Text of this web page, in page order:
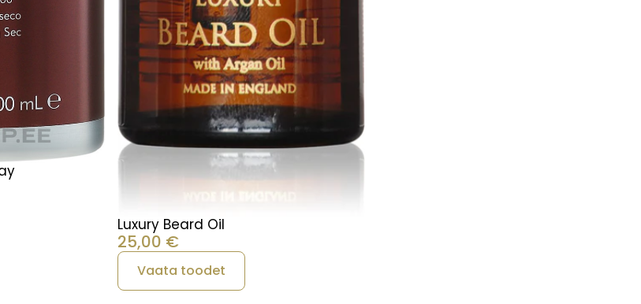
Luxury Beard Oil
25,00 €
Vaata toodet